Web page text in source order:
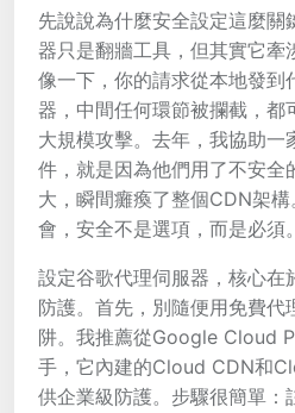
先說說為什麼安全設定這麼關
器只是翻牆工具，但其實它牽
像一下，你的請求從本地發到
器，中間任何環節被攔截，都
大規模攻擊。去年，我協助
件，就是因為他們用了不安全
大，瞬間癱瘓了整個CDN架
會，安全不是選項，而是必須。
設定谷歌代理伺服器，核心在
防護。首先，別隨便用免費代
阱。我推薦從Google Cloud
手，它內建的Cloud CDN和
供企業級防護。步驟很簡單：